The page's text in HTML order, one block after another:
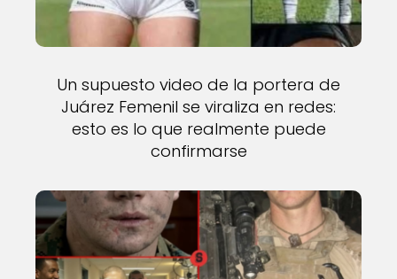
Un supuesto video de la portera de
Juárez Femenil se viraliza en redes:
esto es lo que realmente puede
confirmarse